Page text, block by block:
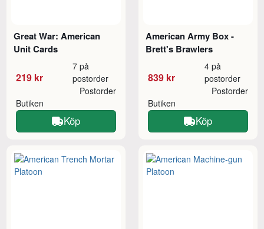
Great War: American
Unit Cards
219 kr
7 på
postorder
Butiken
Postorder
Köp
American Army Box -
Brett's Brawlers
839 kr
4 på
postorder
Butiken
Postorder
Köp